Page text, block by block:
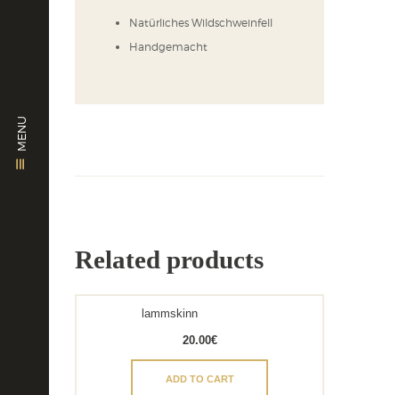
MENU
Natürliches Wildschweinfell
Handgemacht
Related products
lammskinn
20.00€
ADD TO CART